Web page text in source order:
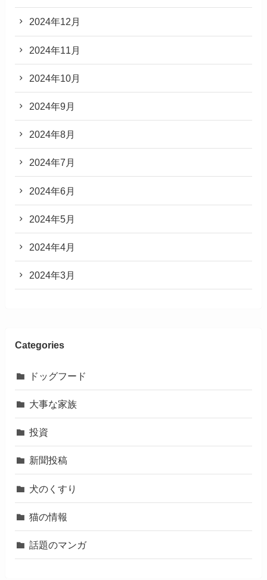
2024年12月
2024年11月
2024年10月
2024年9月
2024年8月
2024年7月
2024年6月
2024年5月
2024年4月
2024年3月
Categories
ドッグフード
大事な家族
投資
新聞投稿
犬のくすり
猫の情報
話題のマンガ